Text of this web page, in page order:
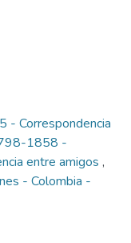
- Correspondencia
1858 -
entre amigos ,
- Colombia -